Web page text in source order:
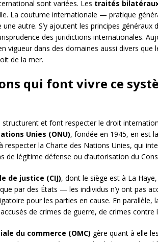
sont variées. Les traités
La coutume internationale — pratique
autre. S’y ajoutent les principes généraux
des juridictions internationales.
vigueur dans des domaines aussi divers que
de la mer.
qui font vivre ce
et font respecter le droit
Unies (ONU), fondée en 1945, en est
respecter la Charte des Nations Unies, qui
de légitime défense ou d’autorisation du
de justice (CIJ), dont le siège est à La
par des États — les individus n’y ont pas
pour les parties en cause. En parallèle,
de crimes de guerre, de crimes contre
du commerce (OMC) gère quant à elle